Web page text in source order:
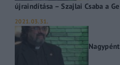
újraindítása – Szajlai Csaba a
2021.03.31.